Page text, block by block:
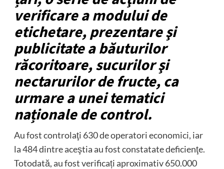
verificare a modului de
etichetare, prezentare şi
publicitate a băuturilor
răcoritoare, sucurilor şi
nectarurilor de fructe, ca
urmare a unei tematici
naționale de control.
Au fost controlaţi 630 de operatori economici, iar
la 484 dintre aceştia au fost constatate deficienţe.
Totodată, au fost verificați aproximativ 650.000